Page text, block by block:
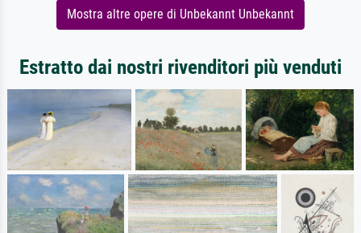
Mostra altre opere di Unbekannt Unbekannt
Estratto dai nostri rivenditori più venduti